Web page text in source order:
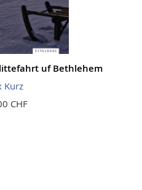
uf Bethlehem
Kurz
CHF